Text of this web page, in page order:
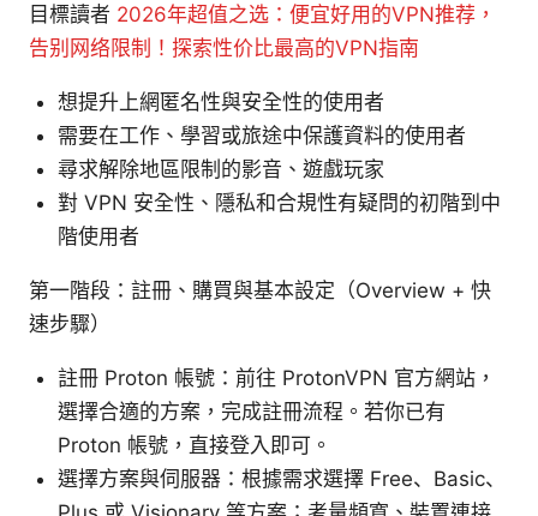
目標讀者 2026年超值之选：便宜好用的VPN推荐，
告别网络限制！探索性价比最高的VPN指南
想提升上網匿名性與安全性的使用者
需要在工作、學習或旅途中保護資料的使用者
尋求解除地區限制的影音、遊戲玩家
對 VPN 安全性、隱私和合規性有疑問的初階到中
階使用者
第一階段：註冊、購買與基本設定（Overview + 快
速步驟）
註冊 Proton 帳號：前往 ProtonVPN 官方網站，
選擇合適的方案，完成註冊流程。若你已有
Proton 帳號，直接登入即可。
選擇方案與伺服器：根據需求選擇 Free、Basic、